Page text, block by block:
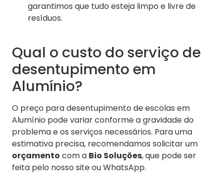
garantimos que tudo esteja limpo e livre de
resíduos.
Qual o custo do serviço de
desentupimento em
Alumínio?
O preço para desentupimento de escolas em
Alumínio pode variar conforme a gravidade do
problema e os serviços necessários. Para uma
estimativa precisa, recomendamos solicitar um
orçamento com a Bio Soluções, que pode ser
feita pelo nosso site ou WhatsApp.